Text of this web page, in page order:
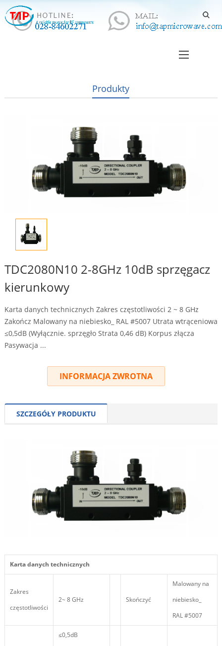
Produkty
TDC2080N10 2-8GHz 10dB sprzęgacz
kierunkowy
Karta danych technicznych Zakres częstotliwości 2 ~ 8 GHz
Zakończ Malowany na niebiesko_ RAL #5007 Utrata wtrąceniowa
≤0,5dB (Wyłącznie. sprzęgło Strata 0,46 dB) Korpus złącza
Pasywacja ...
INFORMACJA ZWROTNA
SZCZEGÓŁY PRODUKTU
Karta danych technicznych
Zakres
częstotliwości
2~ 8 GHz Skończyć
Malowany na
niebiesko_
RAL #5007
≤0,5dB